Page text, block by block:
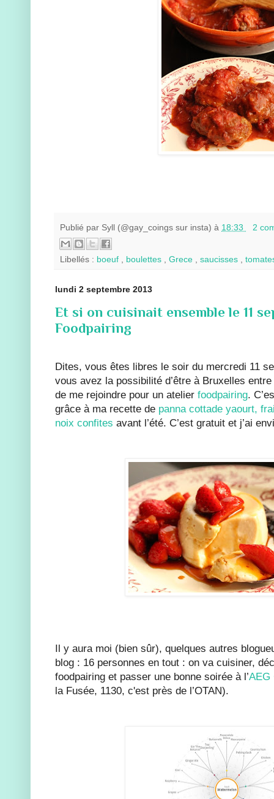
Publié par Syll (@gay_coings sur insta) à 18:33 2
Libellés : boeuf boulettes Grece saucisses
lundi 2 septembre 2013
Et si on cuisinait ensemble le 11
Foodpairing
Dites, vous êtes libres le soir du mercredi 11
vous avez la possibilité d’être à Bruxelles
de me rejoindre pour un atelier foodpairing.
grâce à ma recette de panna cottade yaourt,
noix confites avant l’été. C’est gratuit et j’ai
Il y aura moi (bien sûr), quelques autres
blog : 16 personnes en tout : on va cuisiner,
foodpairing et passer une bonne soirée à l’AEG
la Fusée, 1130, c'est près de l’OTAN).